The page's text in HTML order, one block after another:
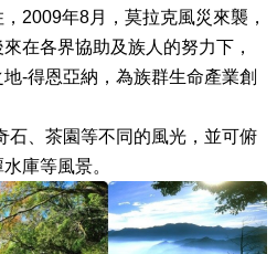
2009年8月，莫拉克風災來襲，
在各界協助及族人的努力下，
-得恩亞納，為族群生命產業創
石、茶園等不同的風光，並可俯
庫等風景。